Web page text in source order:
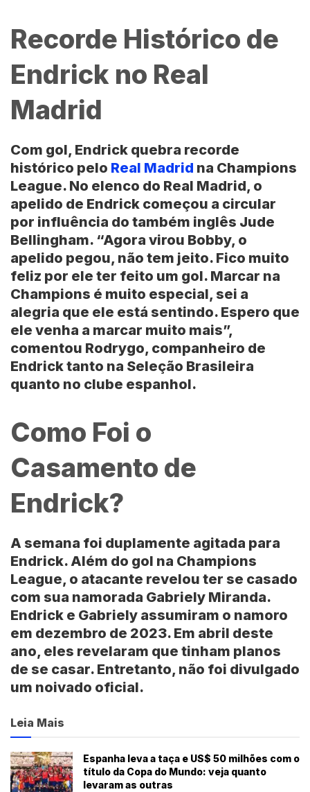
Recorde Histórico de
Endrick no Real
Madrid
Com gol, Endrick quebra recorde
histórico pelo Real Madrid na Champions
League. No elenco do Real Madrid, o
apelido de Endrick começou a circular
por influência do também inglês Jude
Bellingham. “Agora virou Bobby, o
apelido pegou, não tem jeito. Fico muito
feliz por ele ter feito um gol. Marcar na
Champions é muito especial, sei a
alegria que ele está sentindo. Espero que
ele venha a marcar muito mais”,
comentou Rodrygo, companheiro de
Endrick tanto na Seleção Brasileira
quanto no clube espanhol.
Como Foi o
Casamento de
Endrick?
A semana foi duplamente agitada para
Endrick. Além do gol na Champions
League, o atacante revelou ter se casado
com sua namorada Gabriely Miranda.
Endrick e Gabriely assumiram o namoro
em dezembro de 2023. Em abril deste
ano, eles revelaram que tinham planos
de se casar. Entretanto, não foi divulgado
um noivado oficial.
Leia Mais
Espanha leva a taça e US$ 50 milhões com o
título da Copa do Mundo: veja quanto
levaram as outras